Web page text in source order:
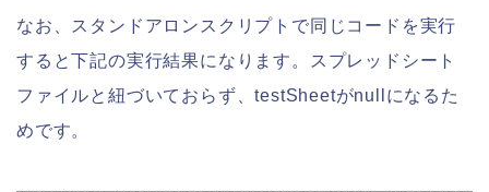
なお、スタンドアロンスクリプトで同じコードを実行
すると下記の実行結果になります。スプレッドシート
ファイルと紐づいておらず、testSheetがnullになるた
めです。